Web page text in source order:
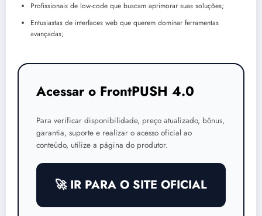
Profissionais de low-code que buscam aprimorar suas soluções;
Entusiastas de interfaces web que querem dominar ferramentas
avançadas;
Acessar o FrontPUSH 4.0
Para verificar disponibilidade, preço atualizado, bônus,
garantia, suporte e realizar o acesso oficial ao
conteúdo, utilize a página do produtor.
🚀 IR PARA O SITE OFICIAL